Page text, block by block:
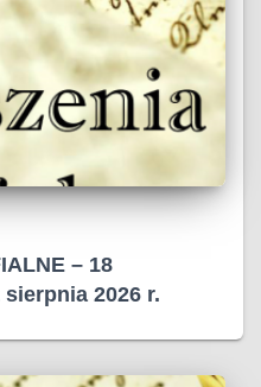
– 18
sierpnia 2026 r.